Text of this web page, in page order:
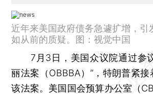
近年来美国政府债务急遽扩增，引
如从前的质疑。图：视觉中国
7月3日，美国众议院通过参
丽法案（OBBBA）”，特朗普紧
该法案。美国国会预算办公室（